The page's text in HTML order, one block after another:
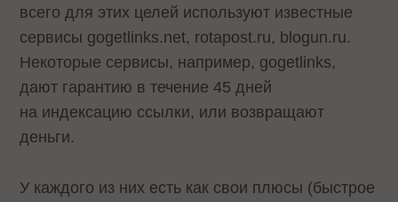
всего для этих целей используют известные
сервисы gogetlinks.net, rotapost.ru, blogun.ru.
Некоторые сервисы, например, gogetlinks,
дают гарантию в течение 45 дней
на индексацию ссылки, или возвращают
деньги.
У каждого из них есть как свои плюсы (быстрое